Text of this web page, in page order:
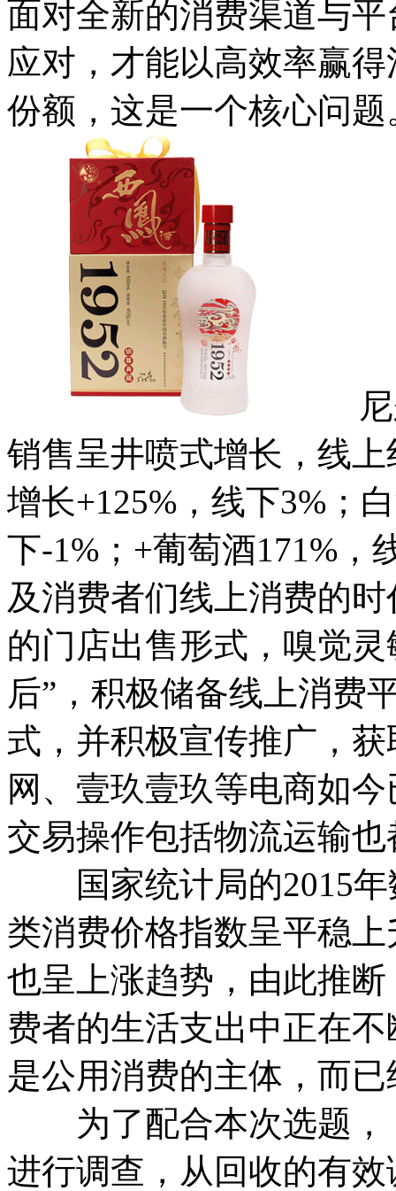
面对全新的消费渠道与
应对，才能以高效率赢
份额，这是一个核心问题
尼尔
销售呈井喷式增长，线
增长+125%，线下3%；
下-1%；+葡萄酒171%，
及消费者们线上消费的
的门店出售形式，嗅觉
后”，积极储备线上消费
式，并积极宣传推广，
网、壹玖壹玖等电商如
交易操作包括物流运输
国家统计局的2015年
类消费价格指数呈平稳
也呈上涨趋势，由此推
费者的生活支出中正在
是公用消费的主体，而
为了配合本次选题，
进行调查，从回收的有